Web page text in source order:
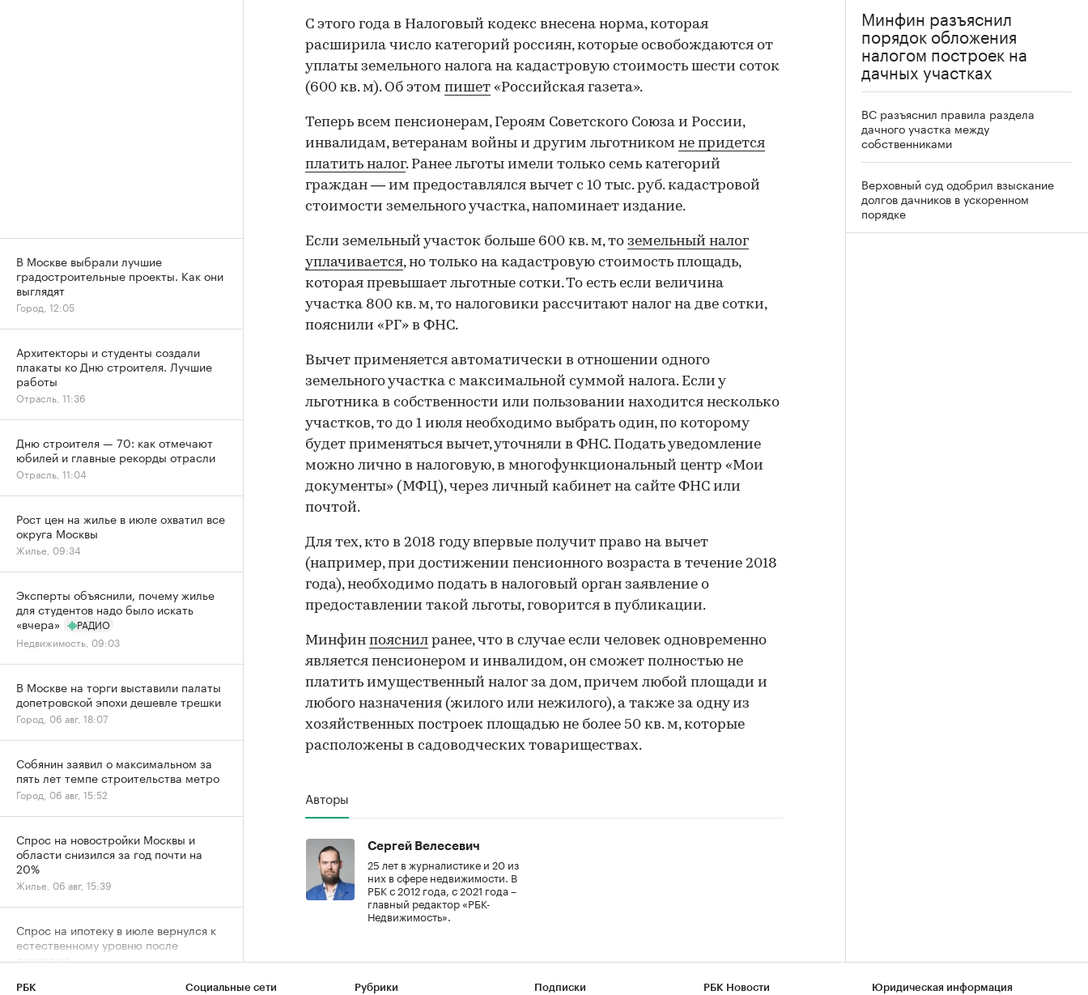
С этого года в Налоговый кодекс внесена норма, которая
расширила число категорий россиян, которые освобождаются от
уплаты земельного налога на кадастровую стоимость шести соток
(600 кв. м). Об этом пишет «Российская газета».
Теперь всем пенсионерам, Героям Советского Союза и России,
инвалидам, ветеранам войны и другим льготником не придется
платить налог. Ранее льготы имели только семь категорий
граждан — им предоставлялся вычет с 10 тыс. руб. кадастровой
стоимости земельного участка, напоминает издание.
Если земельный участок больше 600 кв. м, то земельный налог
уплачивается, но только на кадастровую стоимость площадь,
которая превышает льготные сотки. То есть если величина
участка 800 кв. м, то налоговики рассчитают налог на две сотки,
пояснили «РГ» в ФНС.
Вычет применяется автоматически в отношении одного
земельного участка с максимальной суммой налога. Если у
льготника в собственности или пользовании находится несколько
участков, то до 1 июля необходимо выбрать один, по которому
будет применяться вычет, уточняли в ФНС. Подать уведомление
можно лично в налоговую, в многофункциональный центр «Мои
документы» (МФЦ), через личный кабинет на сайте ФНС или
почтой.
Для тех, кто в 2018 году впервые получит право на вычет
(например, при достижении пенсионного возраста в течение 2018
года), необходимо подать в налоговый орган заявление о
предоставлении такой льготы, говорится в публикации.
Минфин пояснил ранее, что в случае если человек одновременно
является пенсионером и инвалидом, он сможет полностью не
платить имущественный налог за дом, причем любой площади и
любого назначения (жилого или нежилого), а также за одну из
хозяйственных построек площадью не более 50 кв. м, которые
расположены в садоводческих товариществах.
Авторы
Сергей Велесевич
25 лет в журналистике и 20 из
них в сфере недвижимости. В
РБК с 2012 года, с 2021 года –
главный редактор «РБК-
Недвижимость».
Минфин разъяснил
порядок обложения
налогом построек на
дачных участках
ВС разъяснил правила раздела
дачного участка между
собственниками
Верховный суд одобрил взыскание
долгов дачников в ускоренном
порядке
В Москве выбрали лучшие
градостроительные проекты. Как они
выглядят
Город, 12:05
Архитекторы и студенты создали
плакаты ко Дню строителя. Лучшие
работы
Отрасль, 11:36
Дню строителя — 70: как отмечают
юбилей и главные рекорды отрасли
Отрасль, 11:04
Рост цен на жилье в июле охватил все
округа Москвы
Жилье, 09:34
Эксперты объяснили, почему жилье
для студентов надо было искать
«вчера»
РАДИО
Недвижимость, 09:03
В Москве на торги выставили палаты
допетровской эпохи дешевле трешки
Город, 06 авг, 18:07
Собянин заявил о максимальном за
пять лет темпе строительства метро
Город, 06 авг, 15:52
Спрос на новостройки Москвы и
области снизился за год почти на
20%
Жилье, 06 авг, 15:39
Спрос на ипотеку в июле вернулся к
естественному уровню после
ажиотажа
РБК Социальные сети Рубрики Подписки РБК Новости Юридическая информация